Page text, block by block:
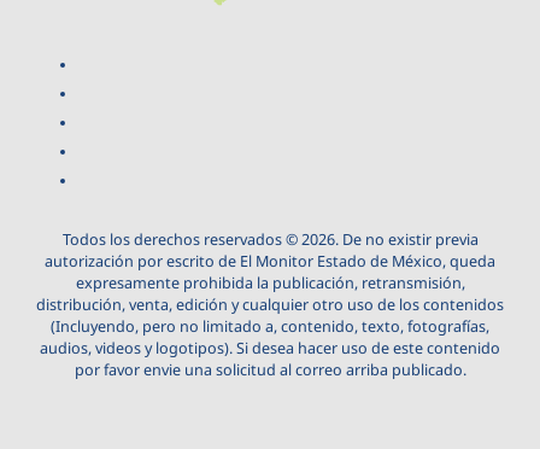
Todos los derechos reservados © 2026. De no existir previa
autorización por escrito de El Monitor Estado de México, queda
expresamente prohibida la publicación, retransmisión,
distribución, venta, edición y cualquier otro uso de los contenidos
(Incluyendo, pero no limitado a, contenido, texto, fotografías,
audios, videos y logotipos). Si desea hacer uso de este contenido
por favor envie una solicitud al correo arriba publicado.